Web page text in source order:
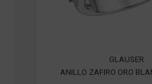
GLAUSER
ANILLO ZAFIRO ORO